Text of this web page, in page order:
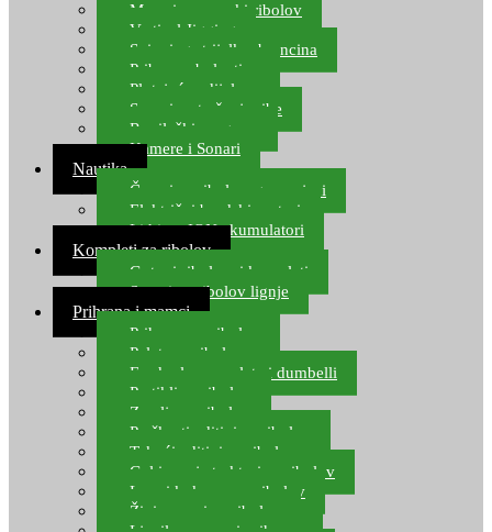
Mamci za morski ribolov
Vertical Jigging
Spinning strijelke, brancina
Pribor za bolentino
Plutajuća odijela
Sonari za traženje ribe
Ronilački program
Kamere i Sonari
Nautika
Čamci za ribolov, gumenjaci
Električni brodski motori
Lithium ION akumulatori
Kompleti za ribolov
Gotovi ribolovni kompleti
Setovi za ribolov lignje
Prihrana i mamci
Prihrana za ribolov
Pelete za ribolov
Feeder lovne pelete i dumbelli
Partikli za ribolov
Zemlja za ribolov
Praškasti aditivi za ribolov
Tekući aditivi za ribolov
Gel i sprej atraktori za ribolov
Lovni kukuruz za ribolov
Živi mamci za ribolov